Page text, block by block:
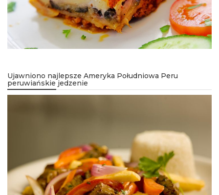
Ujawniono najlepsze Ameryka Południowa Peru
peruwiańskie jedzenie